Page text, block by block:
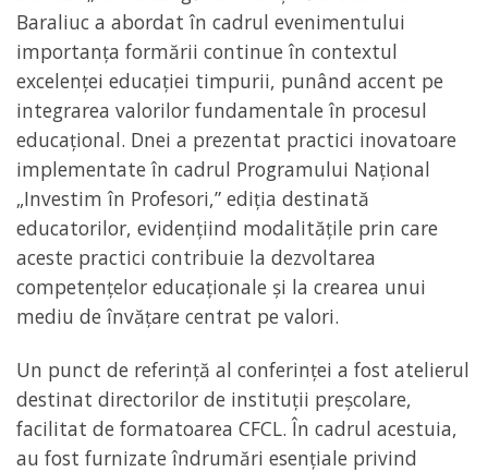
Baraliuc a abordat în cadrul evenimentului
importanța formării continue în contextul
excelenței educației timpurii, punând accent pe
integrarea valorilor fundamentale în procesul
educațional. Dnei a prezentat practici inovatoare
implementate în cadrul Programului Național
„Investim în Profesori,” ediția destinată
educatorilor, evidențiind modalitățile prin care
aceste practici contribuie la dezvoltarea
competențelor educaționale și la crearea unui
mediu de învățare centrat pe valori.
Un punct de referință al conferinței a fost atelierul
destinat directorilor de instituții preșcolare,
facilitat de formatoarea CFCL. În cadrul acestuia,
au fost furnizate îndrumări esențiale privind